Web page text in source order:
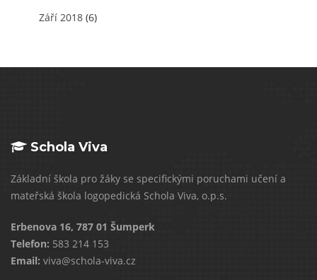
Září 2018 (6)
Schola Viva
Základní škola pro žáky se specifickými poruchami učení a
mateřská škola logopedická Schola Viva, o.p.s.
Erbenova 16, 787 01 Šumperk
Telefon: 583 214 153
Email: viva@schola-viva.cz